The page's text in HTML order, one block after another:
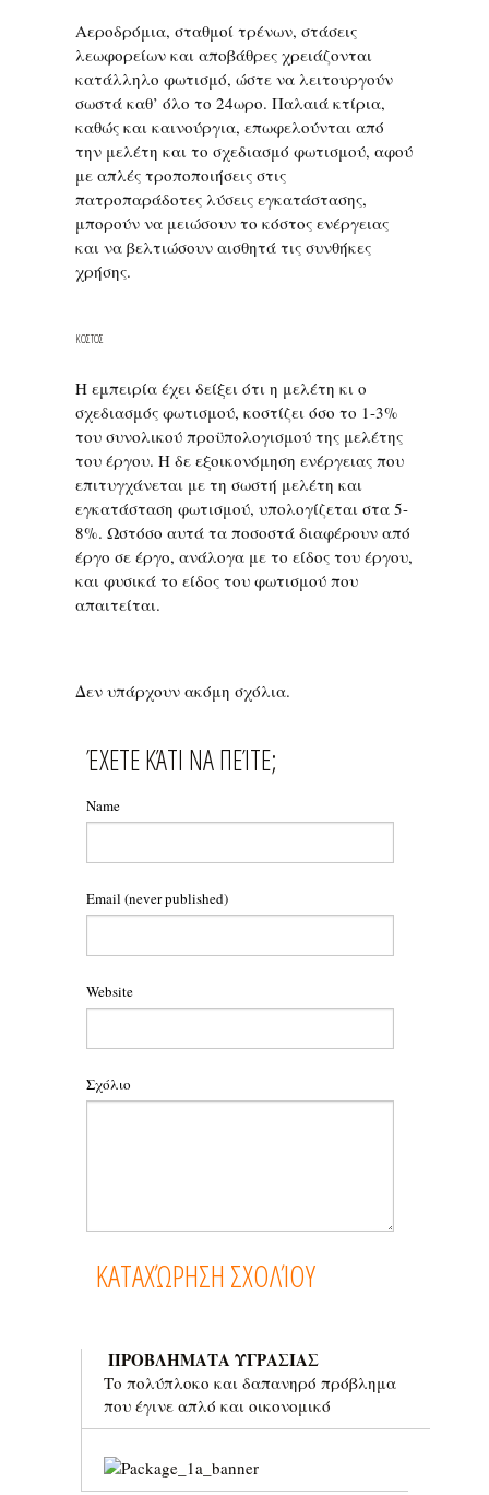
Αεροδρόμια, σταθμοί τρένων, στάσεις
λεωφορείων και αποβάθρες χρειάζονται
κατάλληλο φωτισμό, ώστε να λειτουργούν
σωστά καθ’ όλο το 24ωρο. Παλαιά κτίρια,
καθώς και καινούργια, επωφελούνται από
την μελέτη και το σχεδιασμό φωτισμού, αφού
με απλές τροποποιήσεις στις
πατροπαράδοτες λύσεις εγκατάστασης,
μπορούν να μειώσουν το κόστος ενέργειας
και να βελτιώσουν αισθητά τις συνθήκες
χρήσης.
ΚΟΣΤΟΣ
Η εμπειρία έχει δείξει ότι η μελέτη κι ο
σχεδιασμός φωτισμού, κοστίζει όσο το 1-3%
του συνολικού προϋπολογισμού της μελέτης
του έργου. Η δε εξοικονόμηση ενέργειας που
επιτυγχάνεται με τη σωστή μελέτη και
εγκατάσταση φωτισμού, υπολογίζεται στα 5-
8%. Ωστόσο αυτά τα ποσοστά διαφέρουν από
έργο σε έργο, ανάλογα με το είδος του έργου,
και φυσικά το είδος του φωτισμού που
απαιτείται.
Δεν υπάρχουν ακόμη σχόλια.
ΈΧΕΤΕ ΚΆΤΙ ΝΑ ΠΕΊΤΕ;
Name
Email (never published)
Website
Σχόλιο
ΠΡΟΒΛΗΜΑΤΑ ΥΓΡΑΣΙΑΣ
Το πολύπλοκο και δαπανηρό πρόβλημα
που έγινε απλό και οικονομικό